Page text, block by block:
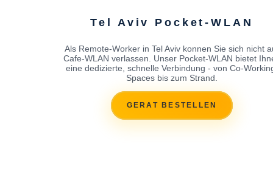
Tel Aviv Pocket-WLAN
Als Remote-Worker in Tel Aviv konnen Sie sich nicht
Cafe-WLAN verlassen. Unser Pocket-WLAN bietet
eine dedizierte, schnelle Verbindung - von Co-
Spaces bis zum Strand.
GERAT BESTELLEN